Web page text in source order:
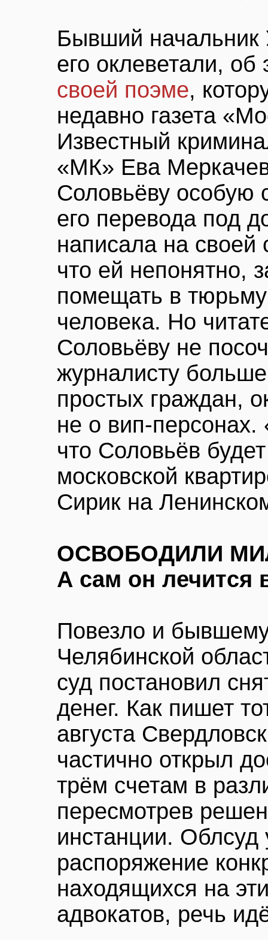
Бывший начальник
его оклеветали,
своей поэме,
недавно газета
Известный
«МК» Ева
Соловьёву особую
его перевода под
написала на своей
что ей непонятно,
помещать в тюрьму
человека. Но
Соловьёву не
журналисту
простых граждан,
не о вип-
что Соловьёв
московской
Сирик на
ОСВОБОДИЛИ
А сам он лечится
Повезло и
Челябинской
суд постановил
денег. Как пишет
августа
частично открыл
трём счетам в
пересмотрев
инстанции. Облсуд
распоряжение
находящихся на
адвокатов, речь